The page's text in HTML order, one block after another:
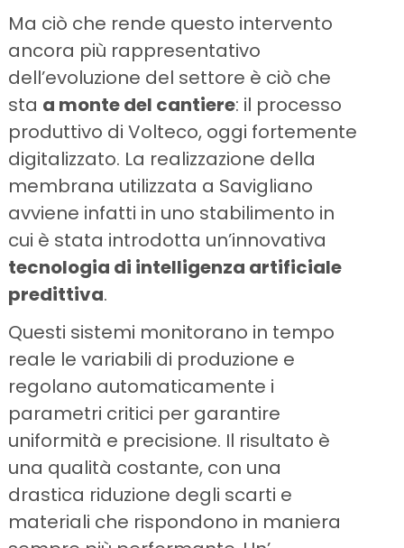
Ma ciò che rende questo intervento
ancora più rappresentativo
dell’evoluzione del settore è ciò che
sta a monte del cantiere: il processo
produttivo di Volteco, oggi fortemente
digitalizzato. La realizzazione della
membrana utilizzata a Savigliano
avviene infatti in uno stabilimento in
cui è stata introdotta un’innovativa
tecnologia di intelligenza artificiale
predittiva.
Questi sistemi monitorano in tempo
reale le variabili di produzione e
regolano automaticamente i
parametri critici per garantire
uniformità e precisione. Il risultato è
una qualità costante, con una
drastica riduzione degli scarti e
materiali che rispondono in maniera